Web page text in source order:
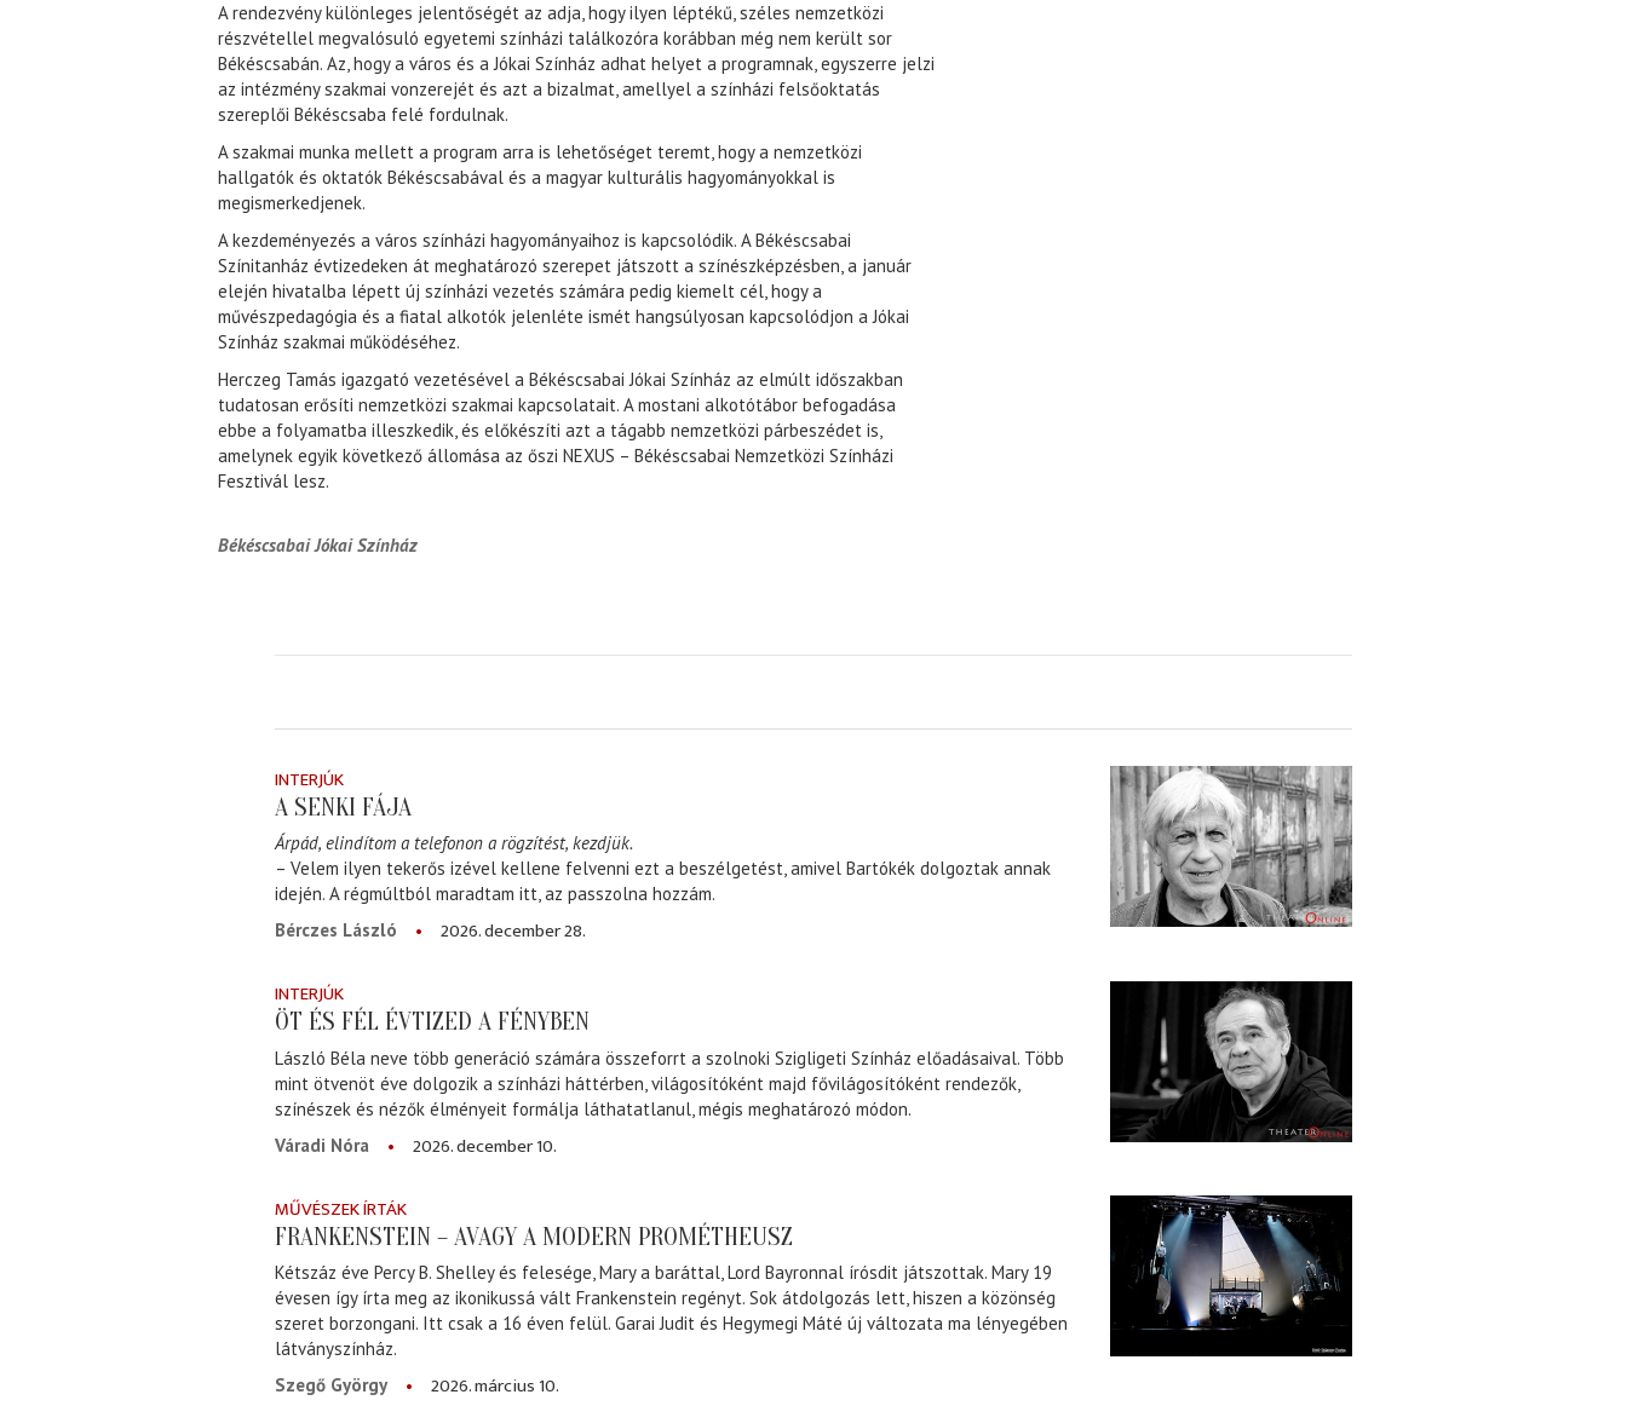
A rendezvény különleges jelentőségét az adja, hogy ilyen léptékű, széles nemzetközi
részvétellel megvalósuló egyetemi színházi találkozóra korábban még nem került sor
Békéscsabán. Az, hogy a város és a Jókai Színház adhat helyet a programnak, egyszerre jelzi
az intézmény szakmai vonzerejét és azt a bizalmat, amellyel a színházi felsőoktatás
szereplői Békéscsaba felé fordulnak.
A szakmai munka mellett a program arra is lehetőséget teremt, hogy a nemzetközi
hallgatók és oktatók Békéscsabával és a magyar kulturális hagyományokkal is
megismerkedjenek.
A kezdeményezés a város színházi hagyományaihoz is kapcsolódik. A Békéscsabai
Színitanház évtizedeken át meghatározó szerepet játszott a színészképzésben, a január
elején hivatalba lépett új színházi vezetés számára pedig kiemelt cél, hogy a
művészpedagógia és a fiatal alkotók jelenléte ismét hangsúlyosan kapcsolódjon a Jókai
Színház szakmai működéséhez.
Herczeg Tamás igazgató vezetésével a Békéscsabai Jókai Színház az elmúlt időszakban
tudatosan erősíti nemzetközi szakmai kapcsolatait. A mostani alkotótábor befogadása
ebbe a folyamatba illeszkedik, és előkészíti azt a tágabb nemzetközi párbeszédet is,
amelynek egyik következő állomása az őszi NEXUS – Békéscsabai Nemzetközi Színházi
Fesztivál lesz.
Békéscsabai Jókai Színház
INTERJÚK
A SENKI FÁJA
Árpád, elindítom a telefonon a rögzítést, kezdjük.
– Velem ilyen tekerős izével kellene felvenni ezt a beszélgetést, amivel Bartókék dolgoztak annak
idején. A régmúltból maradtam itt, az passzolna hozzám.
Bérczes László
2026. december 28.
INTERJÚK
ÖT ÉS FÉL ÉVTIZED A FÉNYBEN
László Béla neve több generáció számára összeforrt a szolnoki Szigligeti Színház előadásaival. Több
mint ötvenöt éve dolgozik a színházi háttérben, világosítóként majd fővilágosítóként rendezők,
színészek és nézők élményeit formálja láthatatlanul, mégis meghatározó módon.
Váradi Nóra
2026. december 10.
MŰVÉSZEK ÍRTÁK
FRANKENSTEIN – AVAGY A MODERN PROMÉTHEUSZ
Kétszáz éve Percy B. Shelley és felesége, Mary a baráttal, Lord Bayronnal írósdit játszottak. Mary 19
évesen így írta meg az ikonikussá vált Frankenstein regényt. Sok átdolgozás lett, hiszen a közönség
szeret borzongani. Itt csak a 16 éven felül. Garai Judit és Hegymegi Máté új változata ma lényegében
látványszínház.
Szegő György
2026. március 10.